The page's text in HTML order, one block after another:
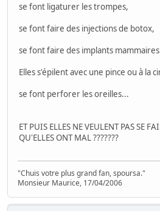
se font ligaturer les trompes,
se font faire des injections de botox,
se font faire des implants
Elles s'épilent avec une pince ou à la
se font perforer les oreilles...
ET PUIS ELLES NE VEULENT PAS SE
QU'ELLES ONT MAL ???????
"Chuis votre plus grand fan, spoursa."
Monsieur Maurice, 17/04/2006